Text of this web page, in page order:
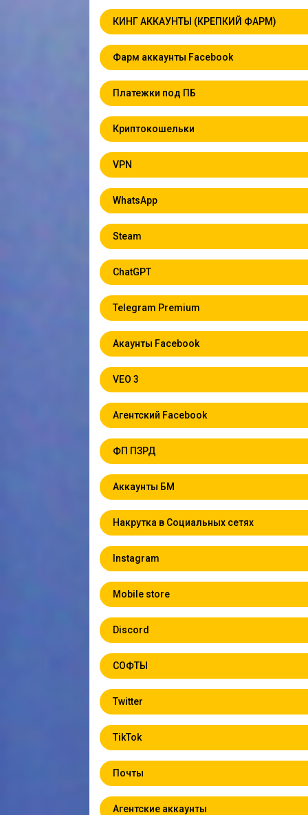
КИНГ АККАУНТЫ (КРЕПКИЙ ФАРМ)
Фарм аккаунты Facebook
Платежки под ПБ
Криптокошельки
VPN
WhatsApp
Steam
ChatGPT
Telegram Premium
Акаунты Facebook
VEO 3
Агентский Facebook
ФП ПЗРД
Аккаунты БМ
Накрутка в Социальных сетях
Instagram
Mobile store
Discord
СОФТЫ
Twitter
TikTok
Почты
Агентские аккаунты